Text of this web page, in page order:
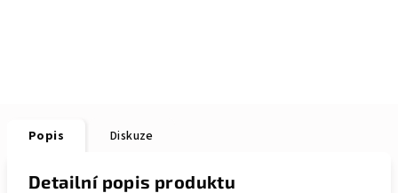
Popis Diskuze
Detailní popis produktu